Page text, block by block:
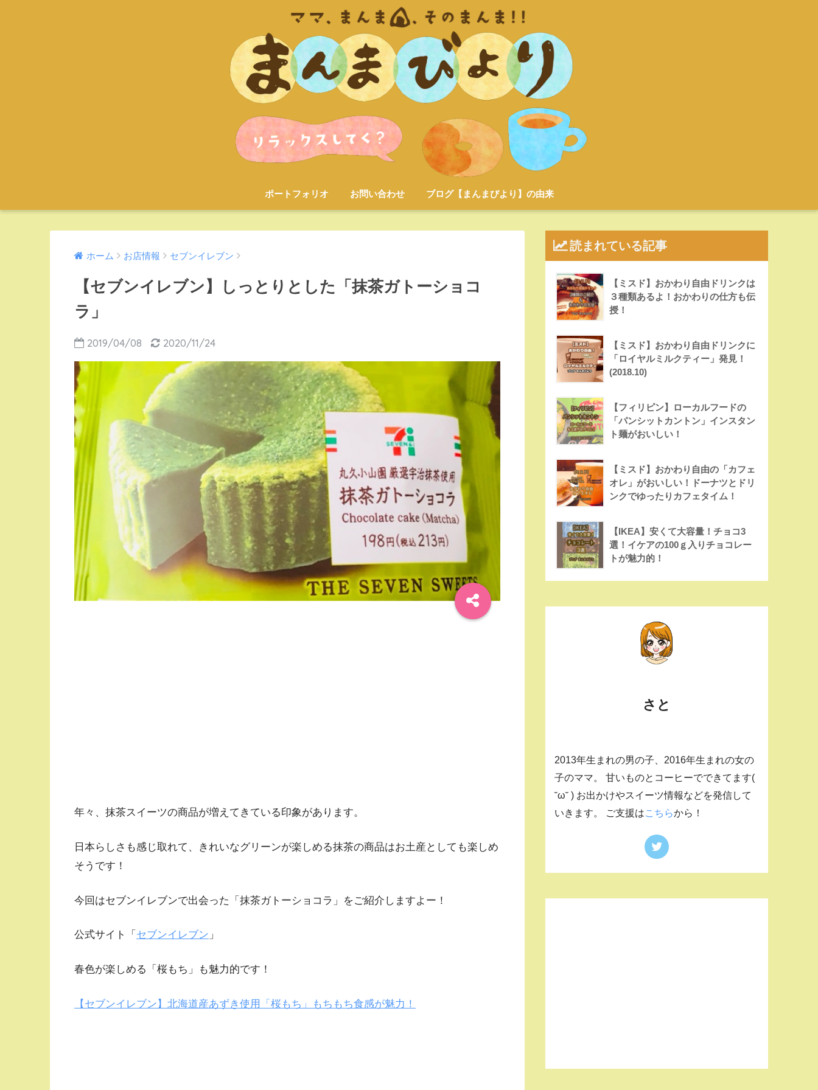
ポートフォリオ お問い合わせ ブログ【まんまびより】の由来
ホーム お店情報 セブンイレブン
【セブンイレブン】しっとりとした「抹茶ガトーショコ
ラ」
2019/04/08 2020/11/24
年々、抹茶スイーツの商品が増えてきている印象があります。
日本らしさも感じ取れて、きれいなグリーンが楽しめる抹茶の商品はお土産としても楽しめ
そうです！
今回はセブンイレブンで出会った「抹茶ガトーショコラ」をご紹介しますよー！
公式サイト「 セブンイレブン 」
春色が楽しめる「桜もち」も魅力的です！
【セブンイレブン】北海道産あずき使用「桜もち」もちもち食感が魅力！
読まれている記事
【ミスド】おかわり自由ドリンクは
３種類あるよ！おかわりの仕方も伝
授！
【ミスド】おかわり自由ドリンクに
「ロイヤルミルクティー」発見！
(2018.10)
【フィリピン】ローカルフードの
「パンシットカントン」インスタン
ト麺がおいしい！
【ミスド】おかわり自由の「カフェ
オレ」がおいしい！ドーナツとドリ
ンクでゆったりカフェタイム！
【IKEA】安くて大容量！チョコ3
選！イケアの100ｇ入りチョコレー
トが魅力的！
さと
2013年生まれの男の子、2016年生まれの女の
子のママ。 甘いものとコーヒーでできてます(
˘ω˘ ) お出かけやスイーツ情報などを発信して
いきます。 ご支援はこちらから！